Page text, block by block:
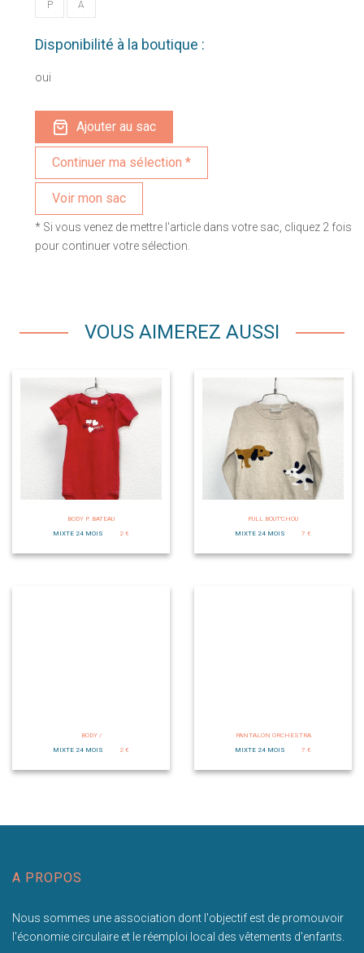
P A
Disponibilité à la boutique :
oui
Ajouter au sac
Voir mon sac
* Si vous venez de mettre l'article dans votre sac, cliquez 2 fois
pour continuer votre sélection.
VOUS AIMEREZ AUSSI
BODY P. BATEAU
MIXTE 24 MOIS
2 €
PULL BOUT'CHOU
MIXTE 24 MOIS
7 €
BODY /
MIXTE 24 MOIS
2 €
PANTALON ORCHESTRA
MIXTE 24 MOIS
7 €
A PROPOS
Nous sommes une association dont l'objectif est de promouvoir
l'économie circulaire et le réemploi local des vêtements d'enfants.